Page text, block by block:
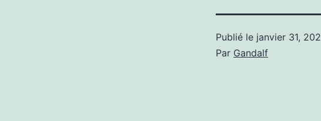
Publié le janvier 31,
Par Gandalf